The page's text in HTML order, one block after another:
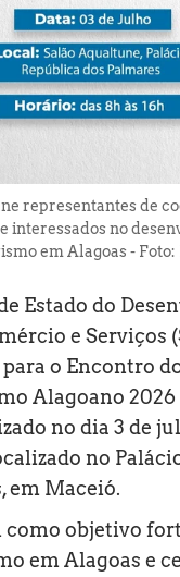
representantes de
interessados no
em Alagoas - Foto:
Estado do
e Serviços
o Encontro
Alagoano 2026
no dia 3 de
no
em Maceió.
como objetivo
em Alagoas e